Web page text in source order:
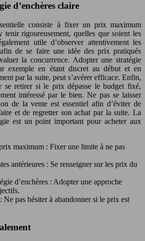
d’enchères claire
consiste à fixer un prix maximum
tenir rigoureusement, quelles que soient les
utile d’observer attentivement les
afin de se faire une idée des prix pratiqués
la concurrence. Adopter une stratégie
exemple en étant discret au début et en
par la suite, peut s’avérer efficace. Enfin,
se retirer si le prix dépasse le budget fixé,
intéressé par le bien. Ne pas se laisser
de la vente est essentiel afin d’éviter de
et de regretter son achat par la suite. La
est un point important pour acheter aux
maximum : Fixer une limite à ne pas
antérieures : Se renseigner sur les prix du
d’enchères : Adopter une approche
Ne pas hésiter à abandonner si le prix est